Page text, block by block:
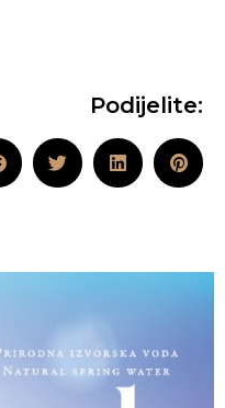
Podijelite: